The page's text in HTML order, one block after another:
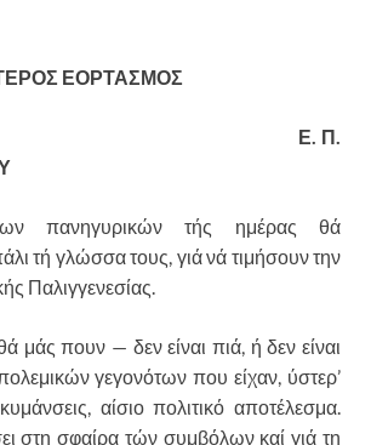
ΕΟΡΤΑΣΜΟΣ
Ε. Π.
πανηγυρικών τής ημέρας θά
τή γλώσσα τους, γιά νά τιμήσουν την
Παλιγγενεσίας.
μάς πουν — δεν είναι πιά, ή δεν είναι
γεγονότων που είχαν, ύστερ’
αίσιο πολιτικό αποτέλεσμα.
στη σφαίρα τών συμβόλων καί γιά τη